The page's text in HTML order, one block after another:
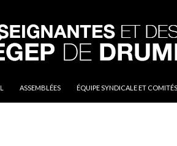
du Cégep de Drummondville
ASSEMBLÉES ÉQUIPE SYNDICALE ET COMITÉS